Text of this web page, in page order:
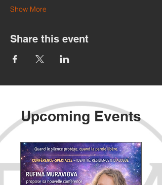
Show More
Share this event
Upcoming Events